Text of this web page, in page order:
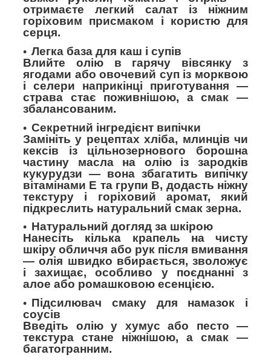
отримаєте легкий салат із ніжним
горіховим присмаком і користю для
серця.
Легка база для каш і супів
Влийте олію в гарячу вівсянку з
ягодами або овочевий суп із морквою
і селери наприкінці приготування —
страва стає поживнішою, а смак —
збалансованим.
Секретний інгредієнт випічки
Замініть у рецептах хліба, млинців чи
кексів із цільнозернового борошна
частину масла на олію із зародків
кукурудзи — вона збагатить випічку
вітамінами Е та групи В, додасть ніжну
текстуру і горіховий аромат, який
підкреслить натуральний смак зерна.
Натуральний догляд за шкірою
Нанесіть кілька крапель на чисту
шкіру обличчя або рук після вмивання
— олія швидко вбирається, зволожує
і захищає, особливо у поєднанні з
алое або ромашковою есенцією.
Підсилювач смаку для намазок і
соусів
Введіть олію у хумус або песто —
текстура стане ніжнішою, а смак —
багатогранним.